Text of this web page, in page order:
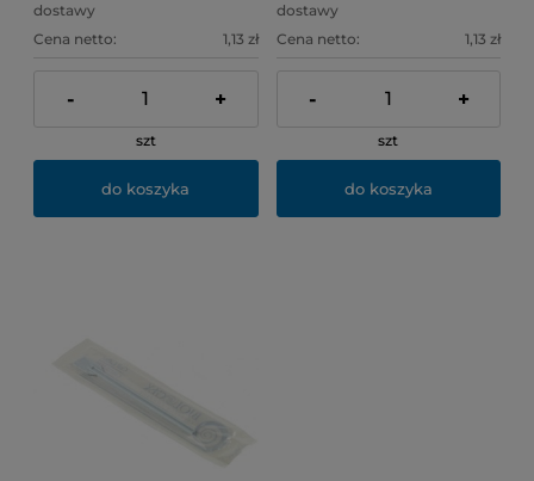
dostawy
Cena netto:
1,13 zł
- +
szt
do koszyka
dostawy
Cena netto:
1,13 zł
- +
szt
do koszyka